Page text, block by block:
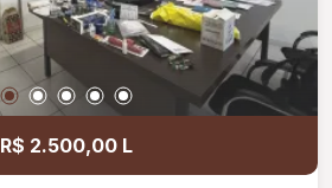
R$ 2.500,00 L